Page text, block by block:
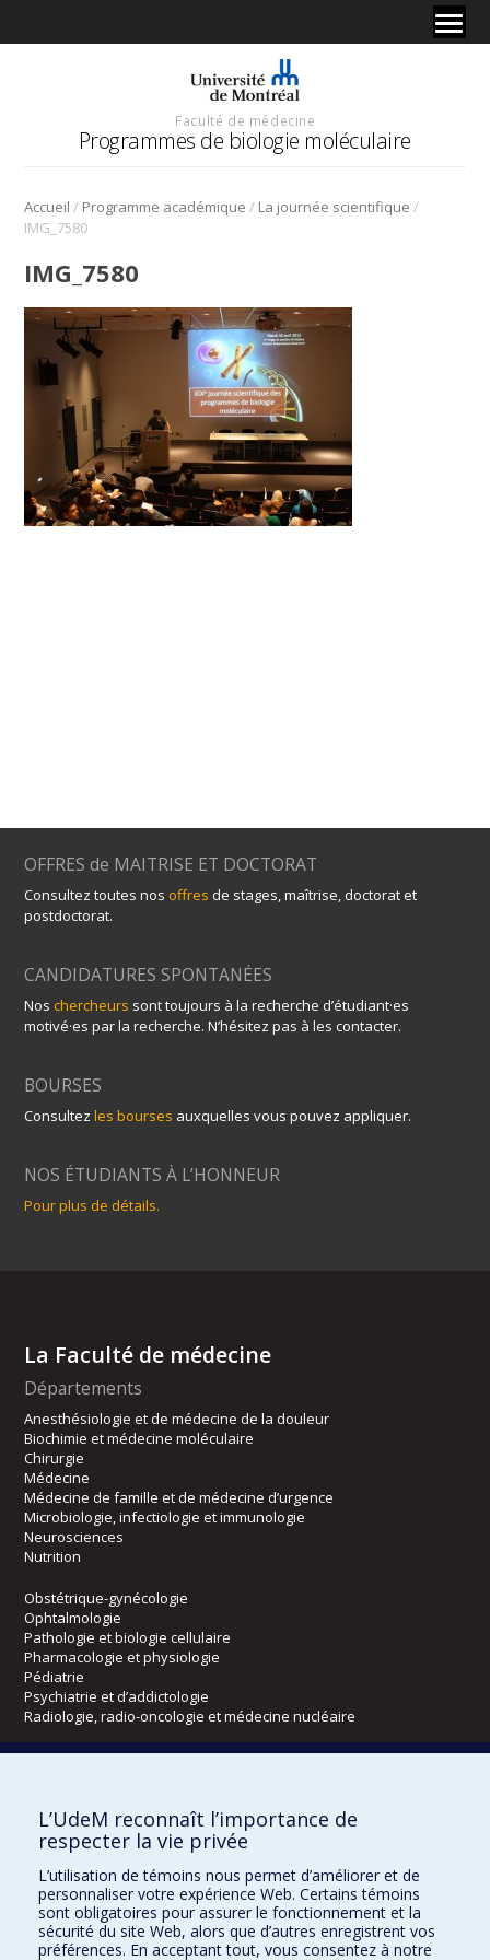
Faculté de médecine
Programmes de biologie moléculaire
Accueil / Programme académique / La journée scientifique /
IMG_7580
IMG_7580
OFFRES de MAITRISE ET DOCTORAT
Consultez toutes nos offres de stages, maîtrise, doctorat et
postdoctorat.
CANDIDATURES SPONTANÉES
Noschercheurs sont toujours à la recherche d’étudiant·es
motivé·es par la recherche. N’hésitez pas à les contacter.
BOURSES
Consultezles bourses auxquelles vous pouvez appliquer.
NOS ÉTUDIANTS À L’HONNEUR
Pour plus de détails.
La Faculté de médecine
Départements
Anesthésiologie et de médecine de la douleur
Biochimie et médecine moléculaire
Chirurgie
Médecine
Médecine de famille et de médecine d’urgence
Microbiologie, infectiologie et immunologie
Neurosciences
Nutrition
Obstétrique-gynécologie
Ophtalmologie
Pathologie et biologie cellulaire
Pharmacologie et physiologie
Pédiatrie
Psychiatrie et d’addictologie
Radiologie, radio-oncologie et médecine nucléaire
Kinésiologie et des sciences de l’activité physique
Orthophonie et audiologie
Directions
DPC
L’UdeM reconnaît l’importance de
respecter la vie privée
L’utilisation de témoins nous permet d’améliorer et de
personnaliser votre expérience Web. Certains témoins
sont obligatoires pour assurer le fonctionnement et la
sécurité du site Web, alors que d’autres enregistrent vos
préférences. En acceptant tout, vous consentez à notre